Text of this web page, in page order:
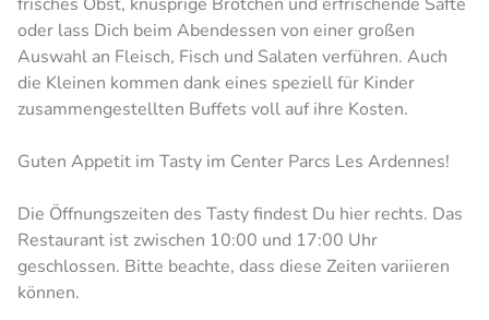
oder lass Dich beim Abendessen von einer großen
Auswahl an Fleisch, Fisch und Salaten verführen. Auch
die Kleinen kommen dank eines speziell für Kinder
zusammengestellten Buffets voll auf ihre Kosten.
Guten Appetit im Tasty im Center Parcs Les Ardennes!
Die Öffnungszeiten des Tasty findest Du hier rechts. Das
Restaurant ist zwischen 10:00 und 17:00 Uhr
geschlossen. Bitte beachte, dass diese Zeiten variieren
können.